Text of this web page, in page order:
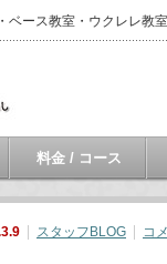
ース教室・ウクレレ教
料金 / コース
スタッフBLOG コ